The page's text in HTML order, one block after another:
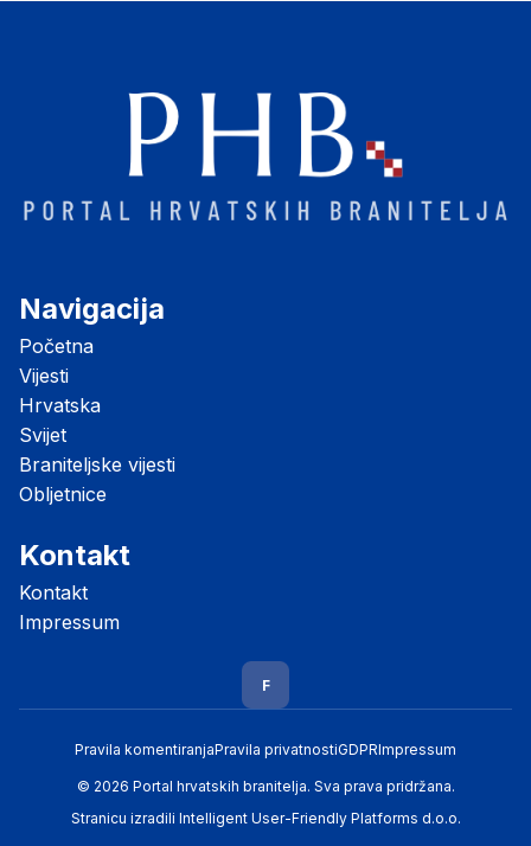
Navigacija
Početna
Vijesti
Hrvatska
Svijet
Braniteljske vijesti
Obljetnice
Kontakt
Kontakt
Impressum
F
Pravila komentiranjaPravila privatnostiGDPRImpressum
© 2026 Portal hrvatskih branitelja. Sva prava pridržana.
Stranicu izradili Intelligent User-Friendly Platforms d.o.o.